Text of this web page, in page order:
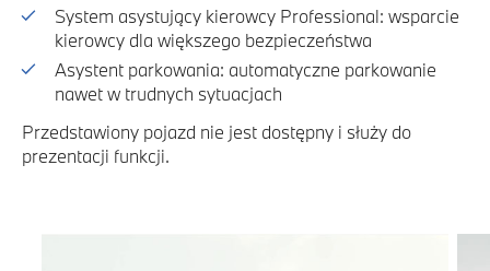
System asystujący kierowcy Professional: wsparcie
kierowcy dla większego bezpieczeństwa
Asystent parkowania: automatyczne parkowanie
nawet w trudnych sytuacjach
Przedstawiony pojazd nie jest dostępny i służy do
prezentacji funkcji.